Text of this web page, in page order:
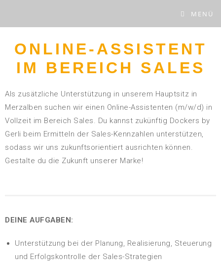
MENÜ
ONLINE-ASSISTENT
IM BEREICH SALES
Als zusätzliche Unterstützung in unserem Hauptsitz in
Merzalben suchen wir einen Online-Assistenten (m/w/d) in
Vollzeit im Bereich Sales. Du kannst zukünftig Dockers by
Gerli beim Ermitteln der Sales-Kennzahlen unterstützen,
sodass wir uns zukunftsorientiert ausrichten können.
Gestalte du die Zukunft unserer Marke!
DEINE AUFGABEN:
Unterstützung bei der Planung, Realisierung, Steuerung
und Erfolgskontrolle der Sales-Strategien